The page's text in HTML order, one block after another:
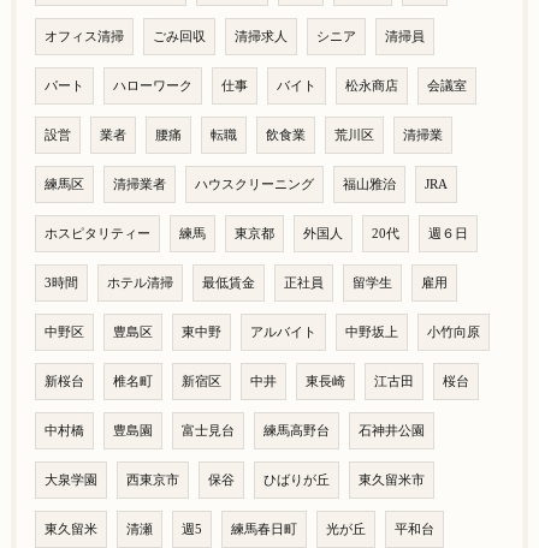
オフィス清掃 ごみ回収 清掃求人 シニア 清掃員
パート ハローワーク 仕事 バイト 松永商店 会議室
設営 業者 腰痛 転職 飲食業 荒川区 清掃業
練馬区 清掃業者 ハウスクリーニング 福山雅治 JRA
ホスピタリティー 練馬 東京都 外国人 20代 週６日
3時間 ホテル清掃 最低賃金 正社員 留学生 雇用
中野区 豊島区 東中野 アルバイト 中野坂上 小竹向原
新桜台 椎名町 新宿区 中井 東長崎 江古田 桜台
中村橋 豊島園 富士見台 練馬高野台 石神井公園
大泉学園 西東京市 保谷 ひばりが丘 東久留米市
東久留米 清瀬 週5 練馬春日町 光が丘 平和台